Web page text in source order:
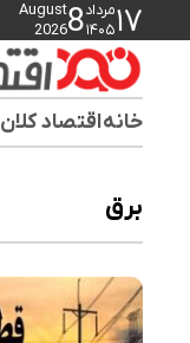
۱۷مرداد
۱۴۰۵8
August
2026
خانهاقتصاد کلان
برق